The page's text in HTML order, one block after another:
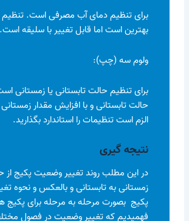
برای تنظیم دمای آب مصرفی است.
بهترین است اما قابل تغییر با سلیقه است.
ولوم سه (چپ):
برای تنظیم حالت تابستانی یا زمستانی
حالت تابستانی و با افزایش مقدار
الزم است تنظیمات را استاندارد بگذارید.
نتیجه گیری
در این مطلب روند تغییر وضعیت پکیج از
زمستانی به تابستانی و بالعکس و نحوه
پکیج بصورت مرحله به مرحله برای پکیج
فهمیدیم که تغییر وضعیت در فصول